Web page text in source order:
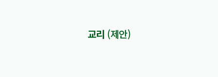
교리 (제안)